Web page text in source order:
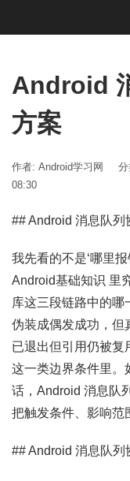
Android
方案
作者: Android学习网
08:30
## Android 消息队列
我先看的不是‘哪里
Android基础知识 里
库这三段链路中的哪
伪装成偶发成功，但
已退出但引用仍被复
这一类边界条件里。
话，Android 消息队
把触发条件、影响范
## Android 消息队列